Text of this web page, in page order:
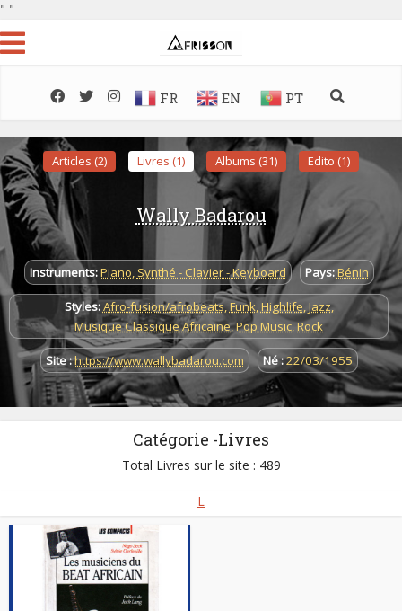
" "
FR EN PT
Articles (2) Livres (1) Albums (31) Edito (1)
Wally Badarou
Instruments:Piano, Synthé - Clavier - Keyboard Pays:Bénin
Styles:Afro-fusion/afrobeats,Funk,Highlife,Jazz,
Musique Classique Africaine,Pop Music,Rock
Site :https://www.wallybadarou.com Né :22/03/1955
Catégorie -Livres
Total Livres sur le site : 489
L